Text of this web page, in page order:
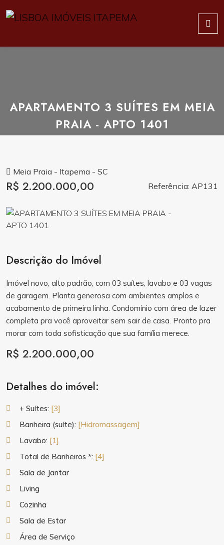
APARTAMENTO 3 SUÍTES EM MEIA
PRAIA - APTO 1401
Meia Praia - Itapema - SC
R$ 2.200.000,00 Referência: AP131
Descrição do Imóvel
Imóvel novo, alto padrão, com 03 suítes, lavabo e 03 vagas
de garagem. Planta generosa com ambientes amplos e
acabamento de primeira linha. Condomínio com área de lazer
completa pra você aproveitar sem sair de casa. Pronto pra
morar com toda sofisticação que sua família merece.
R$ 2.200.000,00
Detalhes do imóvel:
+ Suítes: [3]
Banheira (suíte): [Hidromassagem]
Lavabo: [1]
Total de Banheiros *: [4]
Sala de Jantar
Living
Cozinha
Sala de Estar
Área de Serviço